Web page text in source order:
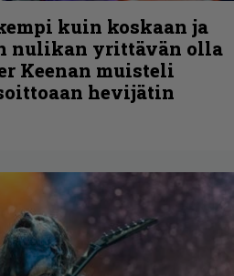
kuin koskaan ja
nulikan yrittävän olla
Keenan muisteli
hevijätin